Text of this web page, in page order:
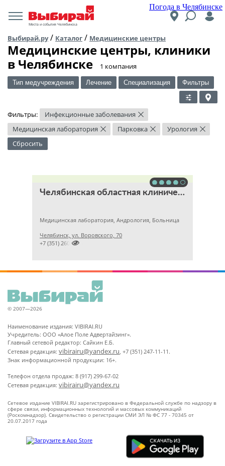
Погода в Челябинске
Места и события Челябинска
Выбирай.ру/ Каталог / Медицинские центры
Медицинские центры, клиники
в Челябинске
​1 компания
Тип медучреждения Лечение Специализация Фильтры
Фильтры: Инфекционные заболевания ×
Медицинская лаборатория × Парковка × Урология ×
Сбросить
Челябинская областная клиническая больница
Медицинская лаборатория, Андрология, Больница
Челябинск, ул. Воровского, 70

+7 (351) 2609824
© 2007—2026
Наименование издания: VIBIRAI.RU
Учредитель: ООО «Алое Поле Адвертайзинг».
Главный сетевой редактор: Сайкин Е.Б.
Сетевая редакция: vibirairu@yandex.ru, +7 (351) 247-11-11.
Знак информационной продукции: 16+.
Телефон отдела продаж: 8 (917) 299-67-02
Сетевая редакция: vibirairu@yandex.ru
Сетевое издание VIBIRAI.RU зарегистрировано в Федеральной службе по надзору в
сфере связи, информационных технологий и массовых коммуникаций
(Роскомнадзор). Свидетельство о регистрации СМИ ЭЛ № ФС 77 - 70345 от
20.07.2017 года